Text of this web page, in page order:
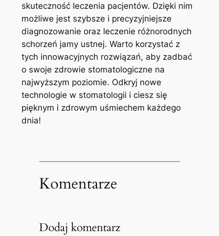
skuteczność leczenia​ pacjentów. Dzięki⁤ nim
możliwe jest szybsze i⁣ precyzyjniejsze
diagnozowanie oraz leczenie⁢ różnorodnych
schorzeń jamy ustnej. Warto korzystać‍ z‌
tych innowacyjnych⁢ rozwiązań, aby zadbać
o swoje zdrowie stomatologiczne na
najwyższym poziomie. Odkryj nowe
technologie w stomatologii i ciesz się
⁢pięknym i⁣ zdrowym uśmiechem‍ każdego
dnia!
Komentarze
Dodaj komentarz